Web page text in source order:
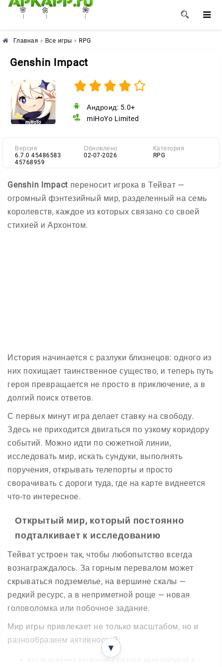
🌸 🌼 🌺
Главная » Все игры » RPG
Genshin Impact
Андроид: 5.0+
miHoYo Limited
Версия
6.7.0 45486583
45768959
Обновлено
02-07-2026
Категория
RPG
Genshin Impact переносит игрока в Тейват —
огромный фэнтезийный мир, разделенный на семь
королевств, каждое из которых связано со своей
стихией и Архонтом.
История начинается с разлуки близнецов: одного из
них похищает таинственное существо, и теперь путь
героя превращается не просто в приключение, а в
долгий поиск ответов.
С первых минут игра делает ставку на свободу.
Здесь не приходится двигаться по узкому коридору
событий. Можно идти по сюжетной линии,
исследовать мир, искать сундуки, выполнять
поручения, открывать телепорты и просто
сворачивать с дороги туда, где на карте виднеется
что-то интересное.
Открытый мир, который постоянно
подталкивает к исследованию
Тейват устроен так, чтобы любопытство всегда
вознаграждалось. За горным перевалом может
скрываться подземелье, на вершине скалы —
редкий ресурс, а в неприметной роще — новая
головоломка или побочное задание.
Мир игры привлекает не только масштабом, но и
разнообразием активностей:
исследование регионов с разной архитектурой и
▼